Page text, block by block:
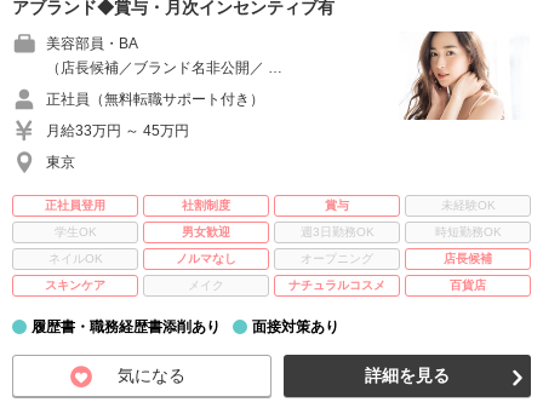
アブランド◆賞与・月次インセンティブ有
美容部員・BA
（店長候補／ブランド名非公開／ …
正社員（無料転職サポート付き）
月給33万円 ～ 45万円
東京
正社員登用 社割制度 賞与
未経験OK
学生OK
男女歓迎 週3日勤務OK
時短勤務OK
ネイルOK
ノルマなし オープニング
店長候補
スキンケア
メイク ナチュラルコスメ 百貨店
履歴書・職務経歴書添削あり 面接対策あり
気になる 詳細を見る